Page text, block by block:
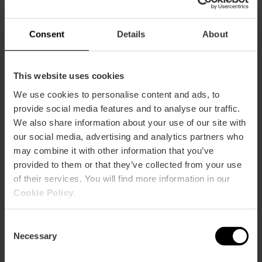
Consent Details About
This website uses cookies
We use cookies to personalise content and ads, to
provide social media features and to analyse our traffic.
We also share information about your use of our site with
our social media, advertising and analytics partners who
may combine it with other information that you’ve
provided to them or that they’ve collected from your use
of their services. You will find more information in our
Cookie Policy
Selection
Necessary
Kapazität
Wie komme ich an?